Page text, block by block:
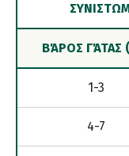
ΒΆΡΟΣ ΓΆΤΑΣ
1-3
4-7